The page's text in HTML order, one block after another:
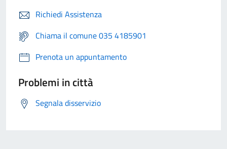
Richiedi Assistenza
Chiama il comune 035 4185901
Prenota un appuntamento
Problemi in città
Segnala disservizio